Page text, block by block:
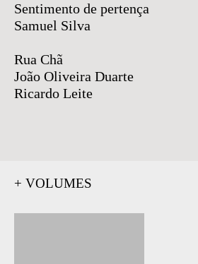
Sentimento de pertença
Samuel Silva
Rua Chã
João Oliveira Duarte
Ricardo Leite
+ VOLUMES